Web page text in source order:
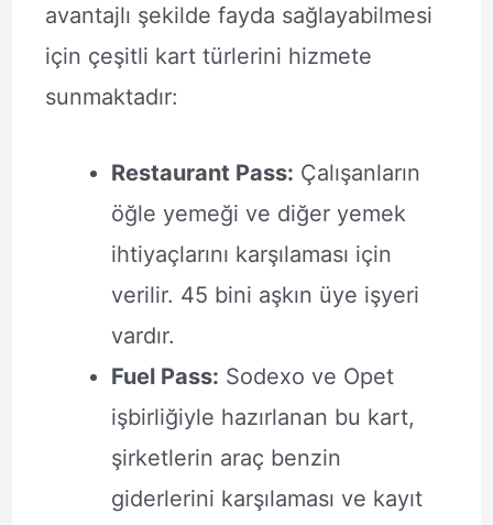
avantajlı şekilde fayda sağlayabilmesi
için çeşitli kart türlerini hizmete
sunmaktadır:
Restaurant Pass: Çalışanların
öğle yemeği ve diğer yemek
ihtiyaçlarını karşılaması için
verilir. 45 bini aşkın üye işyeri
vardır.
Fuel Pass: Sodexo ve Opet
işbirliğiyle hazırlanan bu kart,
şirketlerin araç benzin
giderlerini karşılaması ve kayıt